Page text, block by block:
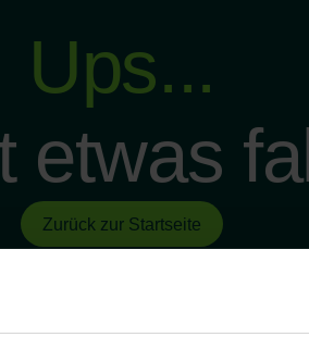
Ups...
etwas
Zurück zur Startseite